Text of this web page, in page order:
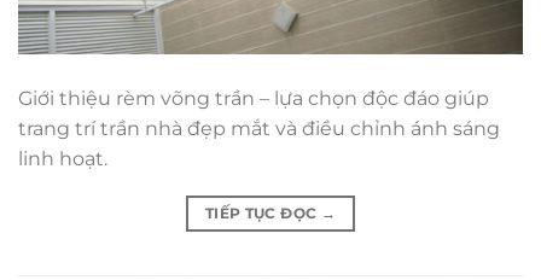
Giới thiệu rèm võng trần – lựa chọn độc đáo giúp
trang trí trần nhà đẹp mắt và điều chỉnh ánh sáng
linh hoạt.
TIẾP TỤC ĐỌC →